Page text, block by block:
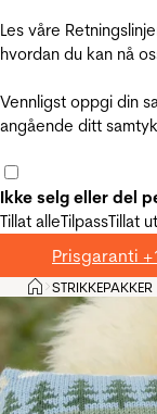
Les våre
hvordan du kan nå
Vennligst oppgi din
angående ditt
Ikke selg eller del
Tillat alleTilpassTillat
Prisgaranti
Hjem
>STRIKKEPAKKER